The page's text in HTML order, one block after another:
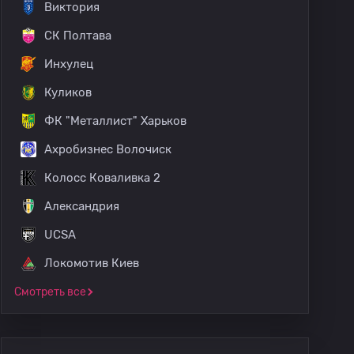
Виктория
СК Полтава
Инхулец
Куликов
ФК "Металлист" Харьков
Ахробизнес Волочиск
Колосс Коваливка 2
Александрия
UCSA
Локомотив Киев
Смотреть все